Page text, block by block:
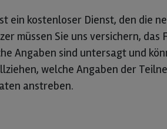
kostenloser Dienst, den die
müssen Sie uns versichern, das
Angaben sind untersagt und
welche Angaben der
anstreben.